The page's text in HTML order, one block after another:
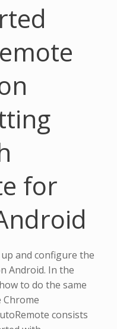
for
and configure the
Android. In the
to do the same
Chrome
consists